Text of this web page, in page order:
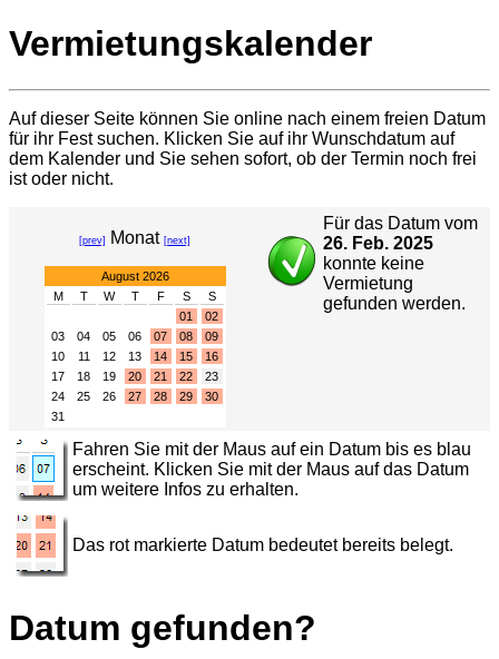
Vermietungskalender
Auf dieser Seite können Sie online nach einem freien Datum
für ihr Fest suchen. Klicken Sie auf ihr Wunschdatum auf
dem Kalender und Sie sehen sofort, ob der Termin noch frei
ist oder nicht.
[prev] Monat [next]
August 2026
M
T W T F S
S
01
02
03
04 05 06 07 08
09
10
11 12 13 14 15
16
17
18 19 20 21 22
23
24
25 26 27 28 29
30
31
Für das Datum vom
26. Feb. 2025
konnte keine
Vermietung
gefunden werden.
Fahren Sie mit der Maus auf ein Datum bis es blau
erscheint. Klicken Sie mit der Maus auf das Datum
um weitere Infos zu erhalten.
Das rot markierte Datum bedeutet bereits belegt.
Datum gefunden?